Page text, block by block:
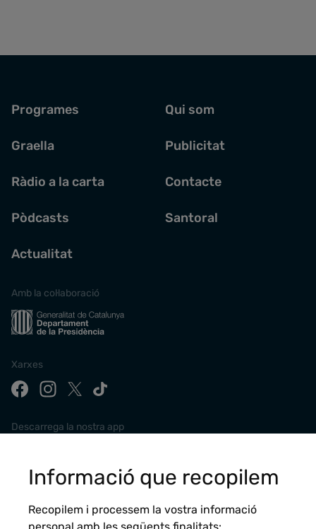
Programes
Graella
Ràdio a la carta
Pòdcasts
Actualitat
Qui som
Publicitat
Contacte
Santoral
Amb la col·laboració
Xarxes
Descarrega la nostra app
Informació que recopilem
Recopilem i processem la vostra informació